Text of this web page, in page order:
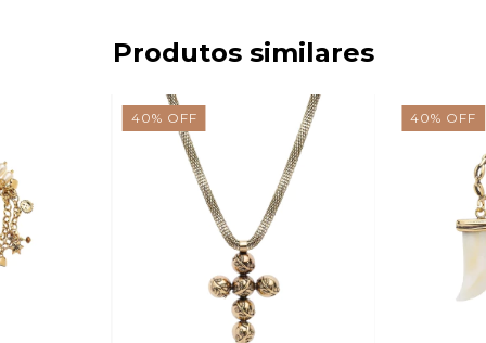
Produtos similares
40% OFF 40% OFF